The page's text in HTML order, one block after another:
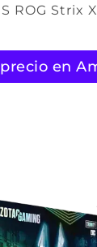
ROG Strix
en